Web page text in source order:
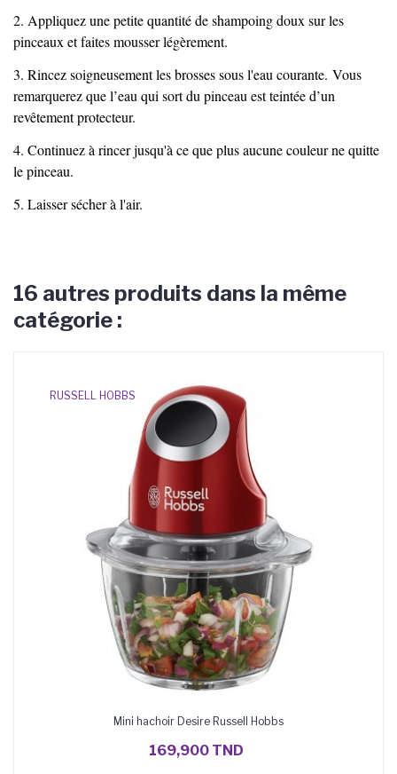
2. Appliquez une petite quantité de shampoing doux sur les
pinceaux et faites mousser légèrement.
3. Rincez soigneusement les brosses sous l'eau courante. Vous
remarquerez que l’eau qui sort du pinceau est teintée d’un
revêtement protecteur.
4. Continuez à rincer jusqu'à ce que plus aucune couleur ne quitte
le pinceau.
5. Laisser sécher à l'air.
16 autres produits dans la même
catégorie :
RUSSELL HOBBS
Mini hachoir Desire Russell Hobbs
169,900 TND